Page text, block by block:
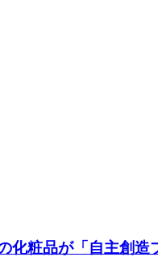
化粧品が「自主創